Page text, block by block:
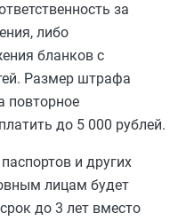
за
либо
бланков с
Размер штрафа
повторное
до 5 000 рублей.
и других
лицам будет
до 3 лет вместо